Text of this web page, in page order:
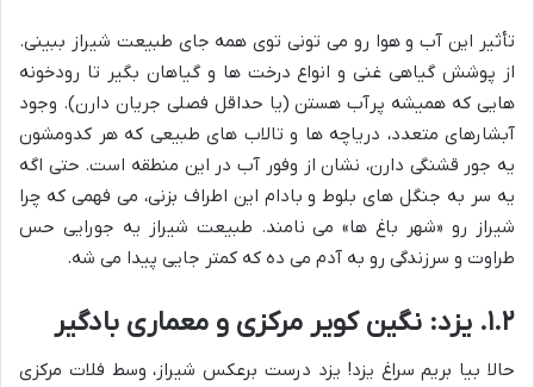
تأثیر این آب و هوا رو می تونی توی همه جای طبیعت شیراز ببینی.
از پوشش گیاهی غنی و انواع درخت ها و گیاهان بگیر تا رودخونه
هایی که همیشه پرآب هستن (یا حداقل فصلی جریان دارن). وجود
آبشارهای متعدد، دریاچه ها و تالاب های طبیعی که هر کدومشون
یه جور قشنگی دارن، نشان از وفور آب در این منطقه است. حتی اگه
یه سر به جنگل های بلوط و بادام این اطراف بزنی، می فهمی که چرا
شیراز رو «شهر باغ ها» می نامند. طبیعت شیراز یه جورایی حس
طراوت و سرزندگی رو به آدم می ده که کمتر جایی پیدا می شه.
۱.۲. یزد: نگین کویر مرکزی و معماری بادگیر
حالا بیا بریم سراغ یزد! یزد درست برعکس شیراز، وسط فلات مرکزی